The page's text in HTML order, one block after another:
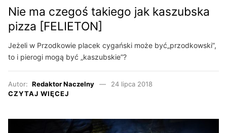
Nie ma czegoś takiego jak kaszubska
pizza [FELIETON]
Jeżeli w Przodkowie placek cygański może być„przodkowski”,
to i pierogi mogą być „kaszubskie”?
Autor: Redaktor Naczelny
24 lipca 2018
CZYTAJ WIĘCEJ